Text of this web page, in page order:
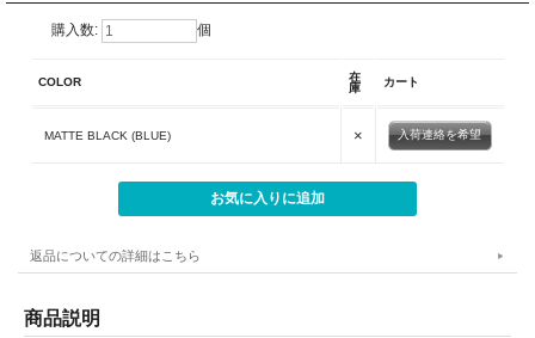
購入数: 個
COLOR
在
庫
カート
MATTE BLACK (BLUE) × 入荷連絡を希望
返品についての詳細はこちら
商品説明